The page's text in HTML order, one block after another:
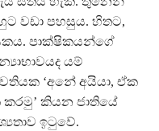
වඩා පහසුය. හිතට,
පාක්ෂිකයන්ගේ
යම්
‘අනේ අයියා, ඒක
කියන ජාතියේ
ඉටුවේ.